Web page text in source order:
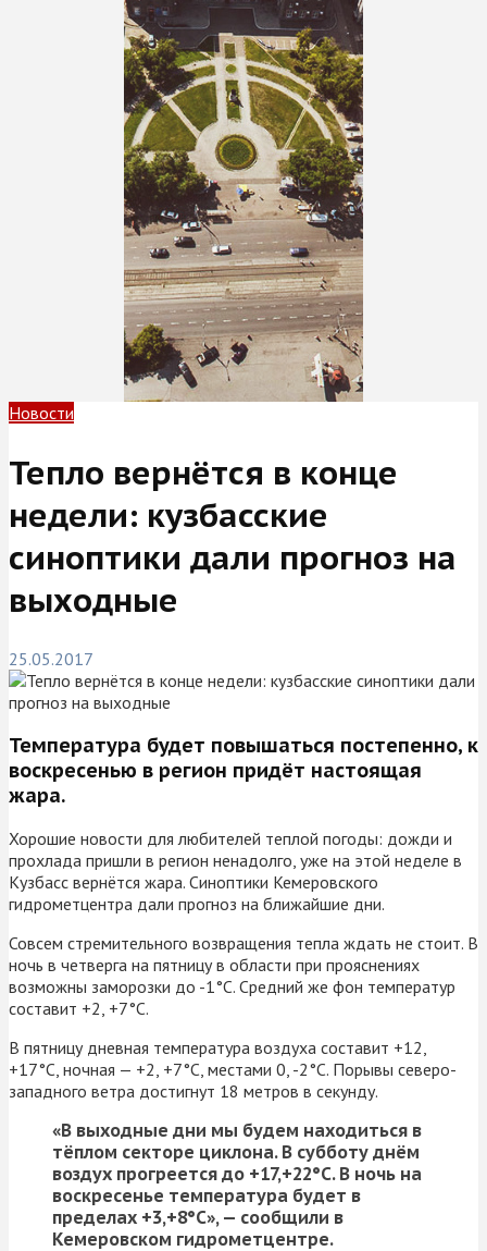
Новости
Тепло вернётся в конце
недели: кузбасские
синоптики дали прогноз на
выходные
25.05.2017
Температура будет повышаться постепенно, к
воскресенью в регион придёт настоящая
жара.
Хорошие новости для любителей теплой погоды: дожди и
прохлада пришли в регион ненадолго, уже на этой неделе в
Кузбасс вернётся жара. Синоптики Кемеровского
гидрометцентра дали прогноз на ближайшие дни.
Совсем стремительного возвращения тепла ждать не стоит. В
ночь в четверга на пятницу в области при прояснениях
возможны заморозки до -1°С. Средний же фон температур
составит +2, +7°С.
В пятницу дневная температура воздуха составит +12,
+17°С, ночная — +2, +7°С, местами 0, -2°С. Порывы северо-
западного ветра достигнут 18 метров в секунду.
«В выходные дни мы будем находиться в
тёплом секторе циклона. В субботу днём
воздух прогреется до +17,+22°С. В ночь на
воскресенье температура будет в
пределах +3,+8°С», — сообщили в
Кемеровском гидрометцентре.